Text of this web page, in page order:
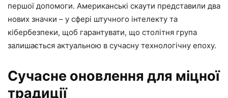
першої допомоги. Американські скаути представили два
нових значки – у сфері штучного інтелекту та
кібербезпеки, щоб гарантувати, що столітня група
залишається актуальною в сучасну технологічну епоху.
Сучасне оновлення для міцної
традиції